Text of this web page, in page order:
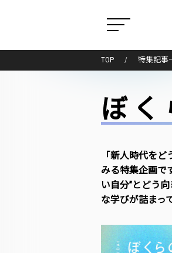
TOP 特集記事
ぼく
「新人時代を
みる特集企画で
い自分”とどう
な学びが詰まっ